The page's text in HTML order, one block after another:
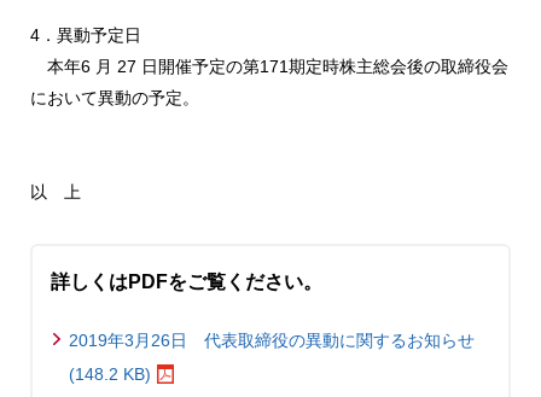
4．異動予定日
本年6 月 27 日開催予定の第171期定時株主総会後の取締役会
において異動の予定。
以 上
詳しくはPDFをご覧ください。
2019年3月26日 代表取締役の異動に関するお知らせ
(148.2 KB)